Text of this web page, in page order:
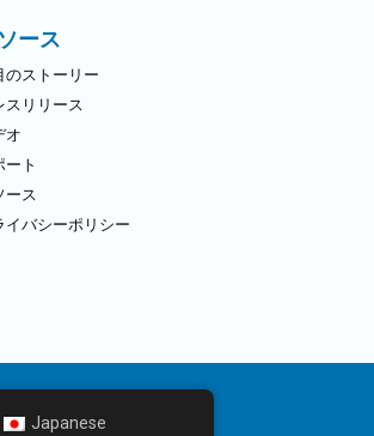
ース
のストーリー
スリリース
オ
ート
ース
イバシーポリシー
Japanese